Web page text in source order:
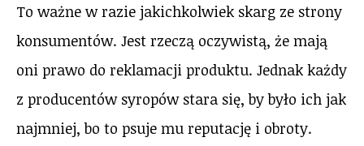
To ważne w razie jakichkolwiek skarg ze strony
konsumentów. Jest rzeczą oczywistą, że mają
oni prawo do reklamacji produktu. Jednak każdy
z producentów syropów stara się, by było ich jak
najmniej, bo to psuje mu reputację i obroty.